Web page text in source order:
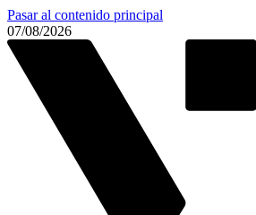
Pasar al contenido principal
07/08/2026